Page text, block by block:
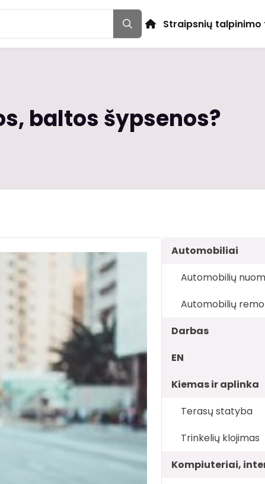
Straipsnių talpinimo
baltos šypsenos?
Automobiliai
Automobilių
Automobilių
Darbas
EN
Kiemas ir aplinka
Terasų statyba
Trinkelių klojimas
Kompiuteriai,